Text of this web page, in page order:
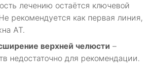
лечению остаётся ключевой
рекомендуется как первая линия,
АТ.
верхней челюсти –
недостаточно для рекомендации.